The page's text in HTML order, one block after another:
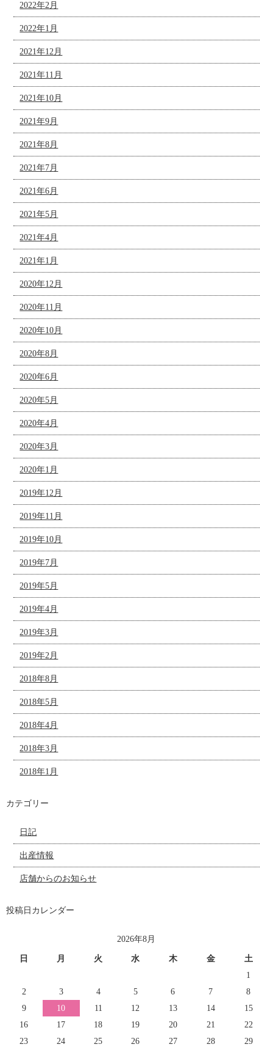
2022年2月
2022年1月
2021年12月
2021年11月
2021年10月
2021年9月
2021年8月
2021年7月
2021年6月
2021年5月
2021年4月
2021年1月
2020年12月
2020年11月
2020年10月
2020年8月
2020年6月
2020年5月
2020年4月
2020年3月
2020年1月
2019年12月
2019年11月
2019年10月
2019年7月
2019年5月
2019年4月
2019年3月
2019年2月
2018年8月
2018年5月
2018年4月
2018年3月
2018年1月
カテゴリー
日記
出産情報
店舗からのお知らせ
投稿日カレンダー
2026年8月
日 月 火 水 木 金
土
1
2
3 4 5 6 7
8
9
10 11 12 13 14
15
16
17 18 19 20 21
22
23
24 25 26 27 28 29